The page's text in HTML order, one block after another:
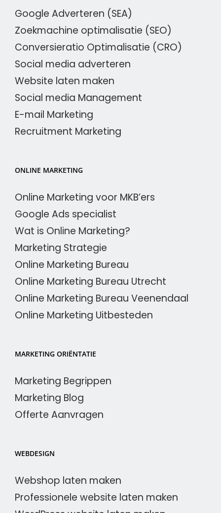
Google Adverteren (SEA)
Zoekmachine optimalisatie (SEO)
Conversieratio Optimalisatie (CRO)
Social media adverteren
Website laten maken
Social media Management
E-mail Marketing
Recruitment Marketing
ONLINE MARKETING
Online Marketing voor MKB’ers
Google Ads specialist
Wat is Online Marketing?
Marketing Strategie
Online Marketing Bureau
Online Marketing Bureau Utrecht
Online Marketing Bureau Veenendaal
Online Marketing Uitbesteden
MARKETING ORIËNTATIE
Marketing Begrippen
Marketing Blog
Offerte Aanvragen
WEBDESIGN
Webshop laten maken
Professionele website laten maken